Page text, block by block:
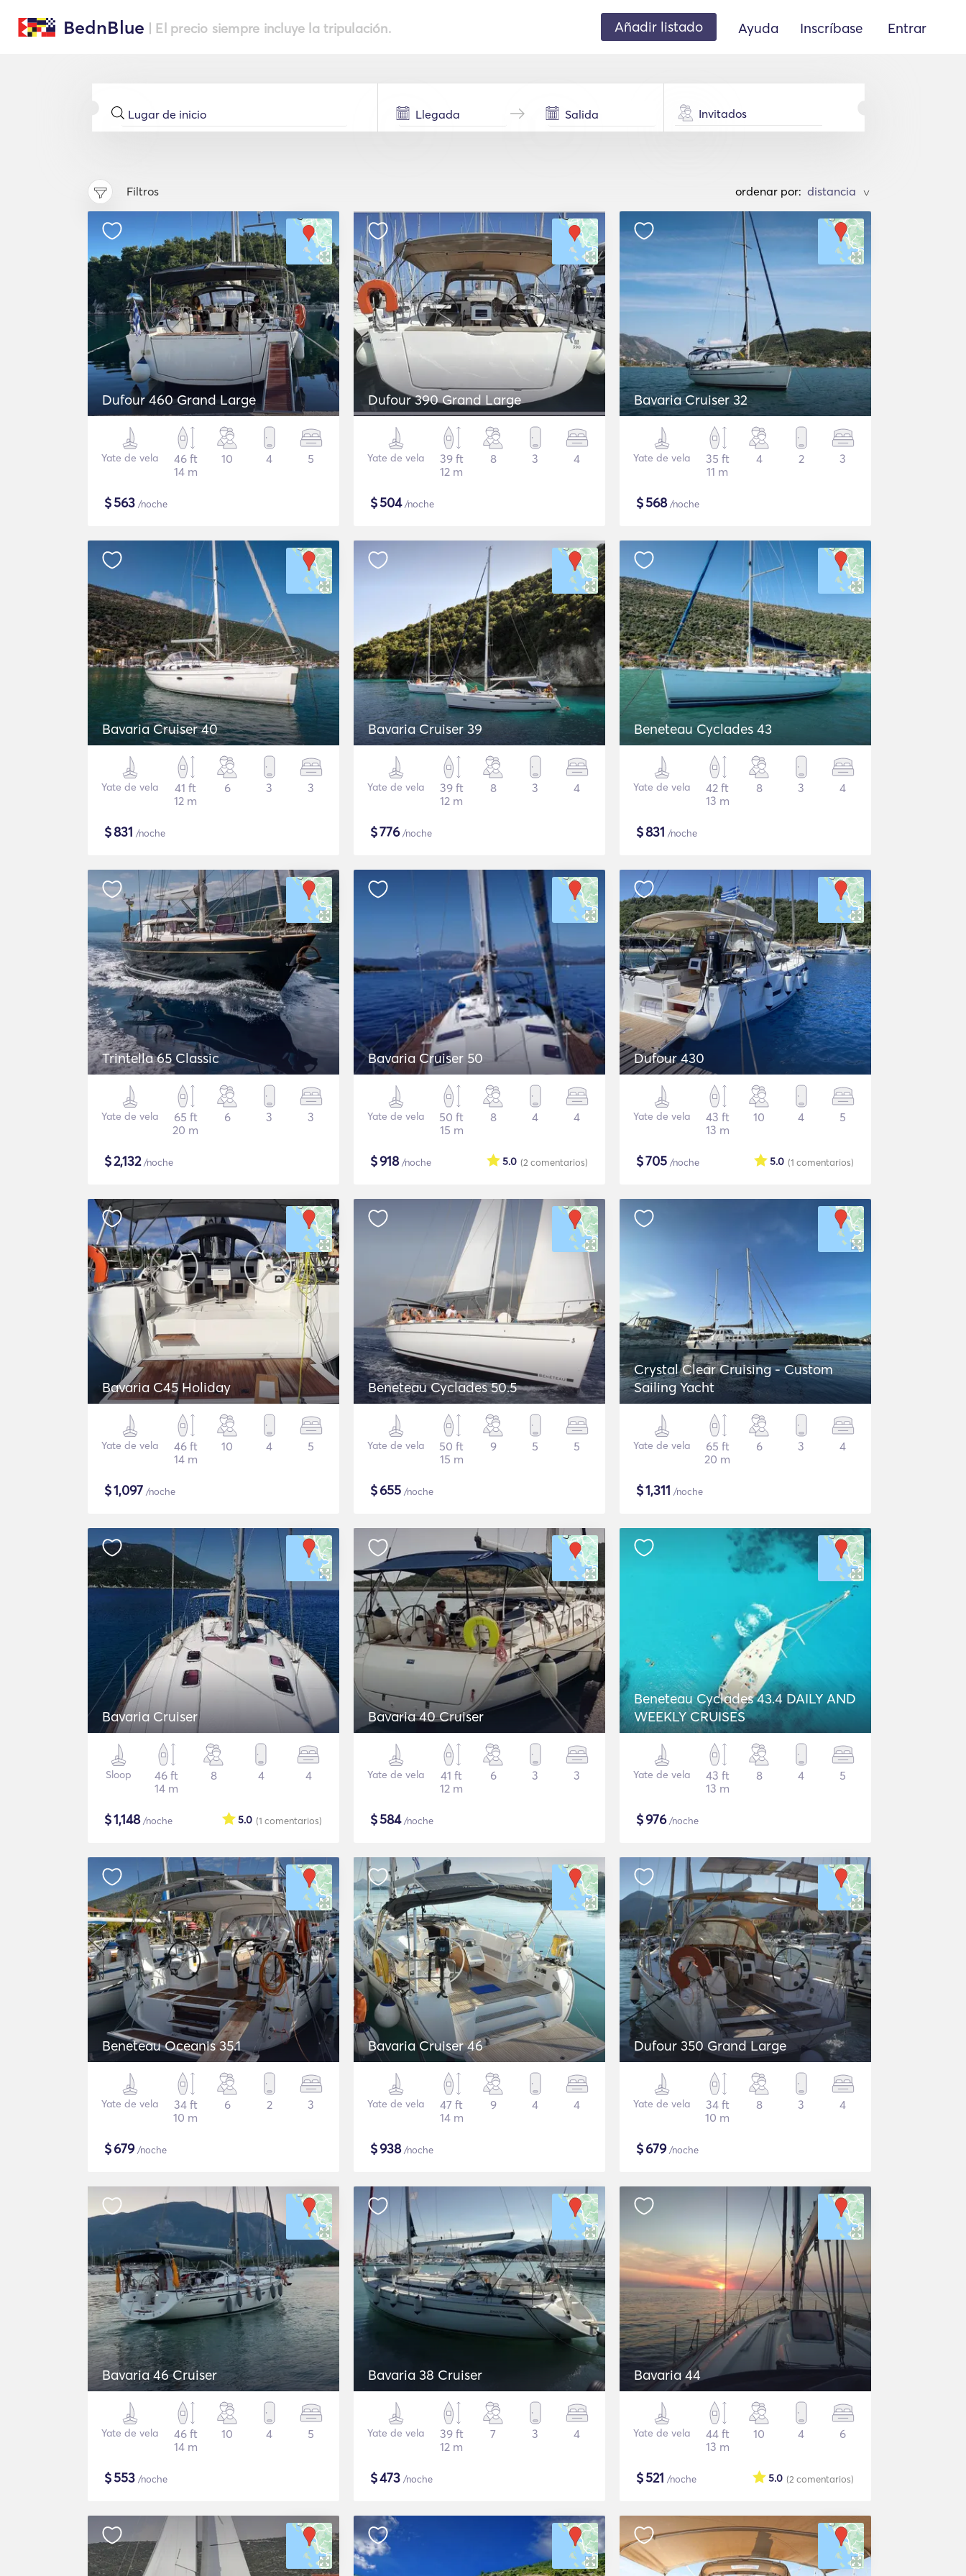
BednBlue | El precio siempre incluye la tripulación. Añadir listado Ayuda Inscríbase Entrar
Invitados
Filtros ordenar por: >
Dufour 460 Grand Large
Yate de vela
46 ft
14 m
10 4 5
$563 /noche
Dufour 390 Grand Large
Yate de vela
39 ft
12 m
8 3 4
$504/noche
Bavaria Cruiser 32
Yate de vela
35 ft
11 m
4 2 3
$568/noche
Bavaria Cruiser 40
Yate de vela
41 ft
12 m
6 3 3
$831 /noche
Bavaria Cruiser 39
Yate de vela
39 ft
12 m
8 3 4
$776/noche
Beneteau Cyclades 43
Yate de vela
42 ft
13 m
8 3 4
$831 /noche
Trintella 65 Classic
Yate de vela
65 ft
20 m
6 3 3
$2,132/noche
Bavaria Cruiser 50
Yate de vela
50 ft
15 m
8 4 4
$918/noche (2 comentarios)
5.0
Dufour 430
Yate de vela
43 ft
13 m
10 4 5
$705 /noche (1 comentarios)
5.0
Bavaria C45 Holiday
Yate de vela
46 ft
14 m
10 4 5
$1,097 /noche
Beneteau Cyclades 50.5
Yate de vela
50 ft
15 m
9 5 5
$655 /noche
Crystal Clear Cruising - Custom
Sailing Yacht
Yate de vela
65 ft
20 m
6 3 4
$1,311 /noche
Bavaria Cruiser
Sloop
46 ft
14 m
8 4 4
$1,148/noche (1 comentarios)
5.0
Bavaria 40 Cruiser
Yate de vela
41 ft
12 m
6 3 3
$584/noche
Beneteau Cyclades 43.4 DAILY AND
WEEKLY CRUISES
Yate de vela
43 ft
13 m
8 4 5
$976/noche
Beneteau Oceanis 35.1
Yate de vela
34 ft
10 m
6 2 3
$679/noche
Bavaria Cruiser 46
Yate de vela
47 ft
14 m
9 4 4
$938/noche
Dufour 350 Grand Large
Yate de vela
34 ft
10 m
8 3 4
$679/noche
Bavaria 46 Cruiser
Yate de vela
46 ft
14 m
10 4 5
$553 /noche
Bavaria 38 Cruiser
Yate de vela
39 ft
12 m
7 3 4
$473 /noche
Bavaria 44
Yate de vela
44 ft
13 m
10 4 6
$521 /noche (2 comentarios)
5.0